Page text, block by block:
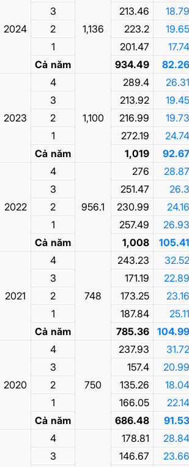
2024 1,136
3
213.46 18.79
2
223.2 19.65
1
201.47 17.74
Cả năm
934.49 82.26
2023
4
1,100
289.4 26.31
3
213.92 19.45
2
216.99 19.73
1
272.19 24.74
Cả năm
1,019 92.67
2022
4
956.1
276 28.87
3
251.47 26.3
2
230.99 24.16
1
257.49 26.93
Cả năm
1,008 105.41
2021
4
748
243.23 32.52
3
171.19 22.89
2
173.25 23.16
1
187.84 25.11
Cả năm
785.36 104.99
2020
4
750
237.93 31.72
3
157.4 20.99
2
135.26 18.04
1
166.05 22.14
Cả năm
686.48 91.53
4 178.81 28.84
3
146.67 23.66